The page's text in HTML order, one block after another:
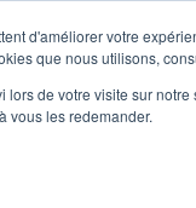
d'améliorer votre
que nous utilisons,
de votre visite sur
vous les redemander.
Où nous trouver?